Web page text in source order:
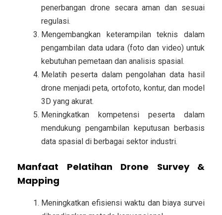
penerbangan drone secara aman dan sesuai
regulasi.
Mengembangkan keterampilan teknis dalam
pengambilan data udara (foto dan video) untuk
kebutuhan pemetaan dan analisis spasial.
Melatih peserta dalam pengolahan data hasil
drone menjadi peta, ortofoto, kontur, dan model
3D yang akurat.
Meningkatkan kompetensi peserta dalam
mendukung pengambilan keputusan berbasis
data spasial di berbagai sektor industri.
Manfaat Pelatihan Drone Survey &
Mapping
Meningkatkan efisiensi waktu dan biaya survei